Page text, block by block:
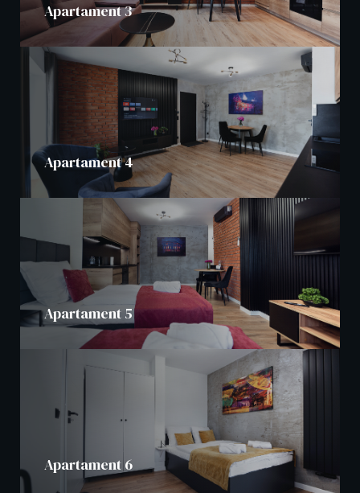
Apartament 3
Apartament 4
Apartament 5
Apartament 6